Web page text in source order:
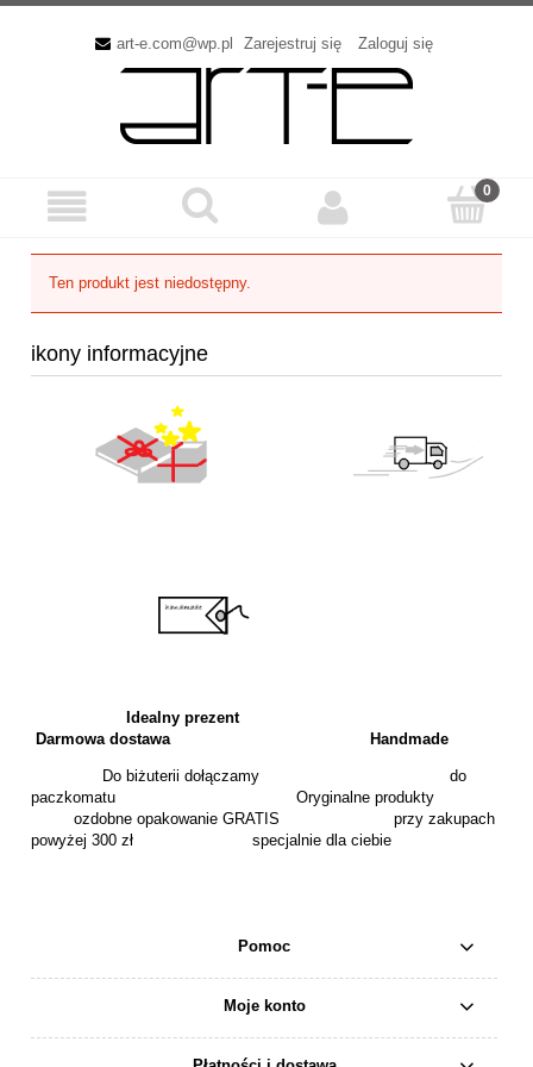
art-e.com@wp.pl Zarejestruj się Zaloguj się
Ten produkt jest niedostępny.
ikony informacyjne
Idealny prezent
Darmowa dostawa
Handmade
Do biżuterii dołączamy do
paczkomatu Oryginalne produkty
ozdobne opakowanie GRATIS przy zakupach
powyżej 300 zł specjalnie dla ciebie
Pomoc
Moje konto